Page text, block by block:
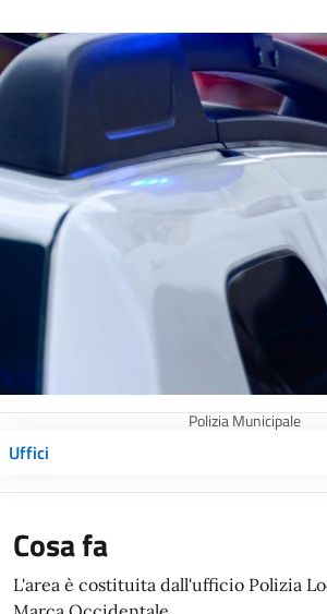
Polizia Municipale
Uffici
Cosa fa
L'area è costituita dall'ufficio Polizia